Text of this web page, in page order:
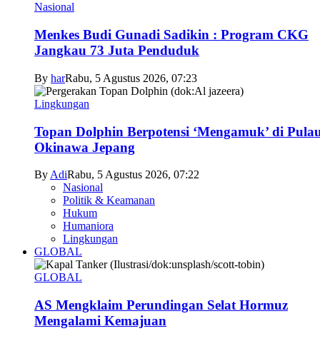
Nasional
Menkes Budi Gunadi Sadikin : Program CKG
Jangkau 73 Juta Penduduk
By harRabu, 5 Agustus 2026, 07:23
Lingkungan
Topan Dolphin Berpotensi ‘Mengamuk’ di
Okinawa Jepang
By AdiRabu, 5 Agustus 2026, 07:22
Nasional
Politik & Keamanan
Hukum
Humaniora
Lingkungan
GLOBAL
GLOBAL
AS Mengklaim Perundingan Selat Hormuz
Mengalami Kemajuan